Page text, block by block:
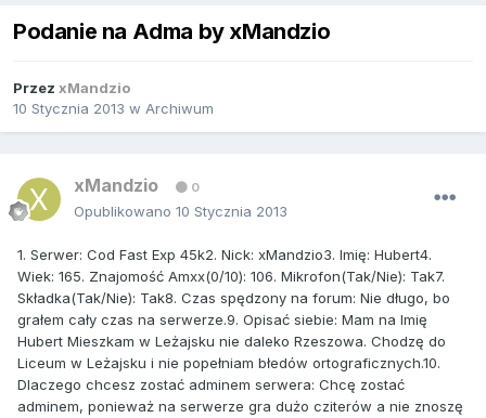
Podanie na Adma by xMandzio
Przez xMandzio
10 Stycznia 2013 w Archiwum
xMandzio 0
Opublikowano 10 Stycznia 2013
1. Serwer: Cod Fast Exp 45k2. Nick: xMandzio3. Imię: Hubert4.
Wiek: 165. Znajomość Amxx(0/10): 106. Mikrofon(Tak/Nie): Tak7.
Składka(Tak/Nie): Tak8. Czas spędzony na forum: Nie długo, bo
grałem cały czas na serwerze.9. Opisać siebie: Mam na Imię
Hubert Mieszkam w Leżajsku nie daleko Rzeszowa. Chodzę do
Liceum w Leżajsku i nie popełniam błedów ortograficznych.10.
Dlaczego chcesz zostać adminem serwera: Chcę zostać
adminem, ponieważ na serwerze gra dużo cziterów a nie znoszę